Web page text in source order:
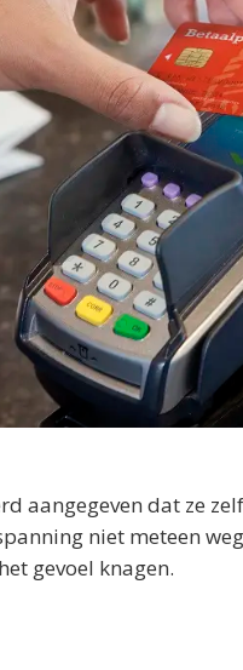
aangegeven dat ze
niet meteen
gevoel knagen.